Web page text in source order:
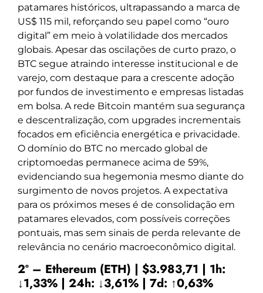
patamares históricos, ultrapassando a marca de
US$ 115 mil, reforçando seu papel como “ouro
digital” em meio à volatilidade dos mercados
globais. Apesar das oscilações de curto prazo, o
BTC segue atraindo interesse institucional e de
varejo, com destaque para a crescente adoção
por fundos de investimento e empresas listadas
em bolsa. A rede Bitcoin mantém sua segurança
e descentralização, com upgrades incrementais
focados em eficiência energética e privacidade.
O domínio do BTC no mercado global de
criptomoedas permanece acima de 59%,
evidenciando sua hegemonia mesmo diante do
surgimento de novos projetos. A expectativa
para os próximos meses é de consolidação em
patamares elevados, com possíveis correções
pontuais, mas sem sinais de perda relevante de
relevância no cenário macroeconômico digital.
2º – Ethereum (ETH) | $3.983,71 | 1h:
↓1,33% | 24h: ↓3,61% | 7d: ↑0,63%